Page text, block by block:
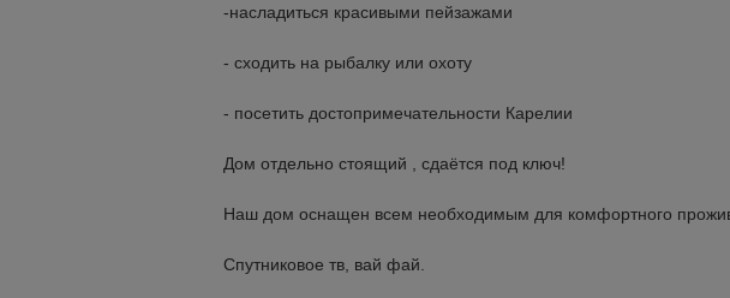
-насладиться красивыми пейзажами
- сходить на рыбалку или охоту
- посетить достопримечательности Карелии
Дом отдельно стоящий , сдаётся под ключ!
Наш дом оснащен всем необходимым для комфортного
Спутниковое тв, вай фай.